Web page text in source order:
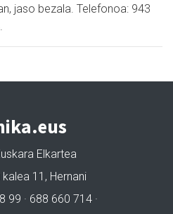
jaso bezala. Telefonoa: 943
Elkartea
11, Hernani
99 · 688 660 714 ·